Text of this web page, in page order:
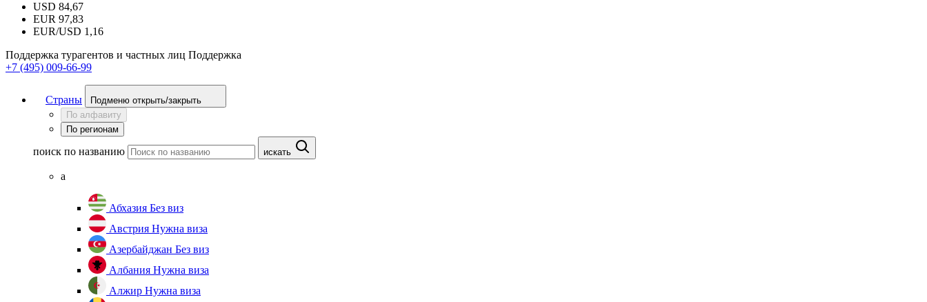
USD 84,67
EUR 97,83
EUR/USD 1,16
Поддержка турагентов и частных лиц Поддержка
+7 (495) 009-66-99
Страны
Подменю открыть/закрыть
По алфавиту
По регионам
поиск по названию искать
а
Абхазия Без виз
Австрия Нужна виза
Азербайджан Без виз
Албания Нужна виза
Алжир Нужна виза